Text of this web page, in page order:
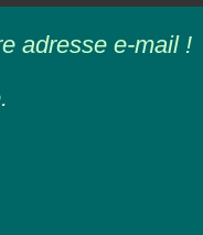
adresse e-mail !